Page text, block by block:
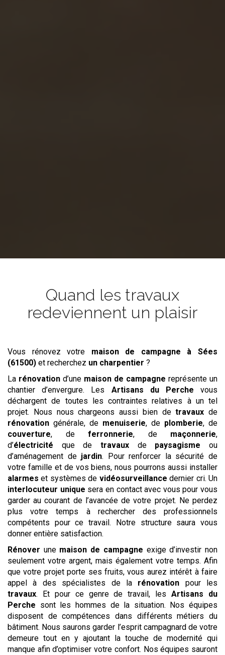
Quand les travaux
redeviennent un plaisir
Vous rénovez votre maison de campagne à Sées
(61500) et recherchez un charpentier ?
La rénovation d’une maison de campagne représente un
chantier d’envergure. Les Artisans du Perche vous
déchargent de toutes les contraintes relatives à un tel
projet. Nous nous chargeons aussi bien detravaux de
rénovation générale, de menuiserie, de plomberie, de
couverture, de ferronnerie, de maçonnerie,
d’électricité que de travaux de paysagisme ou
d’aménagement de jardin. Pour renforcer la sécurité de
votre famille et de vos biens, nous pourrons aussi installer
alarmes et systèmes de vidéosurveillance dernier cri. Un
interlocuteur unique sera en contact avec vous pour vous
garder au courant de l’avancée de votre projet. Ne perdez
plus votre temps à rechercher des professionnels
compétents pour ce travail. Notre structure saura vous
donner entière satisfaction.
Rénover une maison de campagne exige d’investir non
seulement votre argent, mais également votre temps. Afin
que votre projet porte ses fruits, vous aurez intérêt à faire
appel à des spécialistes de la rénovation pour les
travaux. Et pour ce genre de travail, lesArtisans du
Perche sont les hommes de la situation. Nos équipes
disposent de compétences dans différents métiers du
bâtiment. Nous saurons garder l’esprit campagnard de votre
demeure tout en y ajoutant la touche de modernité qui
manque afin d’optimiser votre confort. Nos équipes sauront